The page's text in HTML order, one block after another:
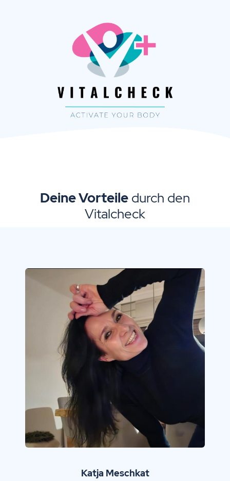
Deine Vorteile durch den
Vitalcheck
Katja Meschkat